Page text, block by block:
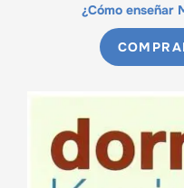
¿Cómo enseñar